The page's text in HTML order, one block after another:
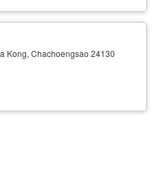
Kong, Chachoengsao 24130